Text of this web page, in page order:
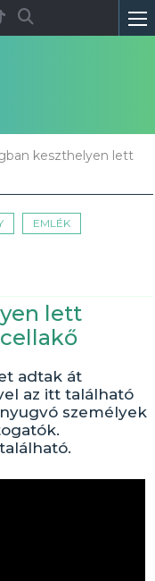
keszthelyen lett
EMLÉK
lett
adtak át
az itt található
személyek